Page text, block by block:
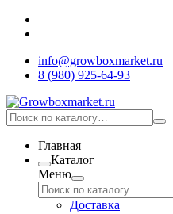
info@growboxmarket.ru
8 (980) 925-64-93
Главная
Каталог
Меню
Доставка